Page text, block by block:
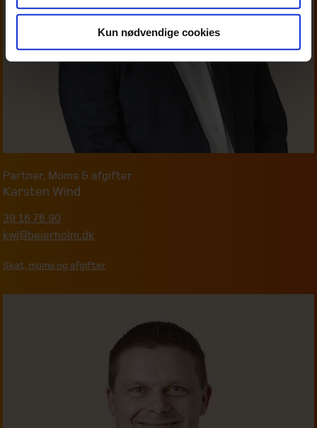
Kun nødvendige cookies
Partner, Moms & afgifter
Karsten Wind
39 16 76 90
kwi@beierholm.dk
Skat, moms og afgifter